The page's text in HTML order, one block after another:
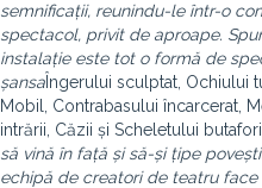
semnificații, reunindu-le într-o
spectacol, privit de aproape.
instalație este tot o formă de
șansa Îngerului sculptat, Ochiului
Mobil, Contrabasului încarcerat,
intrării, Căzii și Scheletului
să vină în față și să-și țipe
echipă de creatori de teatru face